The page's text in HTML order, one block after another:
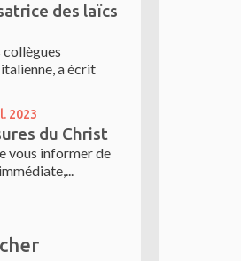
des laïcs
collègues
a écrit
2023
du Christ
vous informer de